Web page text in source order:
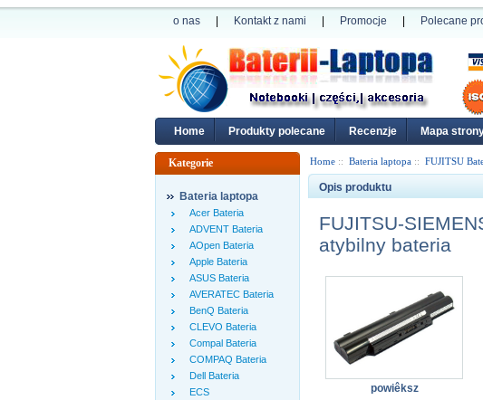
o nas Kontakt z nami Promocje Polecane
Home Produkty polecane Recenzje Mapa
Kategorie
Bateria laptopa
Acer Bateria
ADVENT Bateria
AOpen Bateria
Apple Bateria
ASUS Bateria
AVERATEC Bateria
BenQ Bateria
CLEVO Bateria
Compal Bateria
COMPAQ Bateria
Dell Bateria
ECS
Home :: Bateria laptopa :: FUJITSU
Opis produktu
FUJITSU-
atybilny bateria
powiêksz